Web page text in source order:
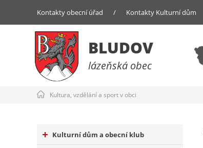
Kontakty obecní úřad / Kontakty Kulturní dům
BLUDOV
lázeňská obec
Kultura, vzdělání a sport v obci
Kulturní dům a obecní klub